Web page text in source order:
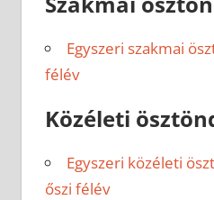
Egyszeri szakmai
félév
Közéleti
Egyszeri közéleti
őszi félév